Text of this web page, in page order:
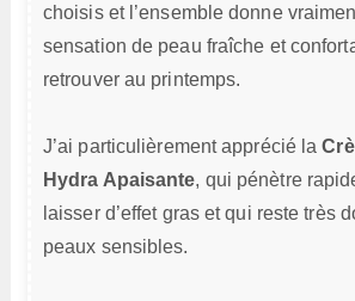
choisis et l’ensemble donne
sensation de peau fraîche et
retrouver au printemps.
J’ai particulièrement apprécié la
Hydra Apaisante, qui pénètre
laisser d’effet gras et qui reste très
peaux sensibles.